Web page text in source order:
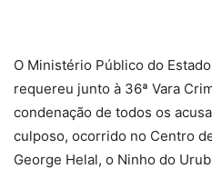
O Ministério Público do
requereu junto à 36ª Vara
condenação de todos os
culposo, ocorrido no Centro
George Helal, o Ninho do